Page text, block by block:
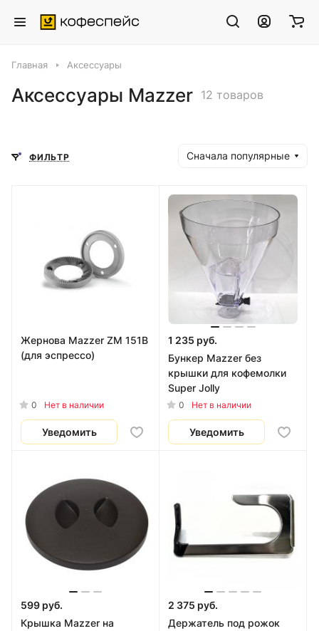
Главная Аксессуары
Аксессуары Mazzer 12 товаров
ФИЛЬТР Сначала популярные
Жернова Mazzer ZM 151B
(для эспрессо)
0 Нет в наличии
Уведомить
1 235 руб.
Бункер Mazzer без
крышки для кофемолки
Super Jolly
0 Нет в наличии
Уведомить
599 руб.
Крышка Mazzer на
2 375 руб.
Держатель под рожок